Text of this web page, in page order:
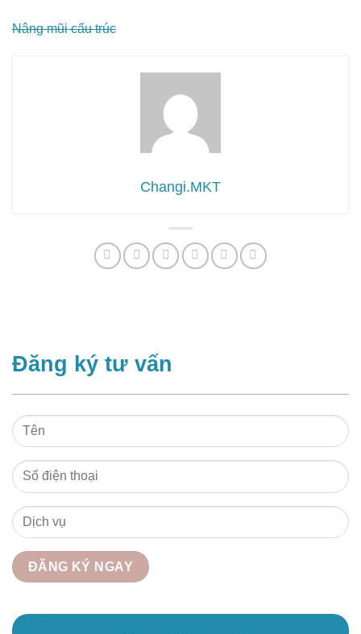
Nâng mũi cấu trúc
Changi.MKT
Đăng ký tư vấn